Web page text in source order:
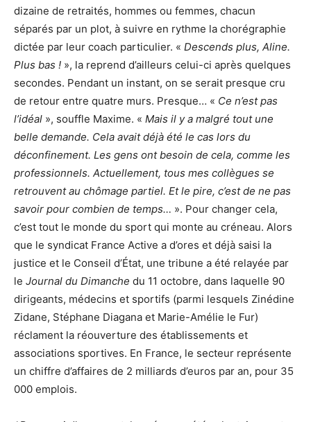
dizaine de retraités, hommes ou femmes, chacun
séparés par un plot, à suivre en rythme la chorégraphie
dictée par leur coach particulier. « Descends plus, Aline.
Plus bas ! », la reprend d’ailleurs celui-ci après quelques
secondes. Pendant un instant, on se serait presque cru
de retour entre quatre murs. Presque… « Ce n’est pas
l’idéal », souffle Maxime. « Mais il y a malgré tout une
belle demande. Cela avait déjà été le cas lors du
déconfinement. Les gens ont besoin de cela, comme les
professionnels. Actuellement, tous mes collègues se
retrouvent au chômage partiel. Et le pire, c’est de ne pas
savoir pour combien de temps… ». Pour changer cela,
c’est tout le monde du sport qui monte au créneau. Alors
que le syndicat France Active a d’ores et déjà saisi la
justice et le Conseil d’État, une tribune a été relayée par
le Journal du Dimanche du 11 octobre, dans laquelle 90
dirigeants, médecins et sportifs (parmi lesquels Zinédine
Zidane, Stéphane Diagana et Marie-Amélie le Fur)
réclament la réouverture des établissements et
associations sportives. En France, le secteur représente
un chiffre d’affaires de 2 milliards d’euros par an, pour 35
000 emplois.